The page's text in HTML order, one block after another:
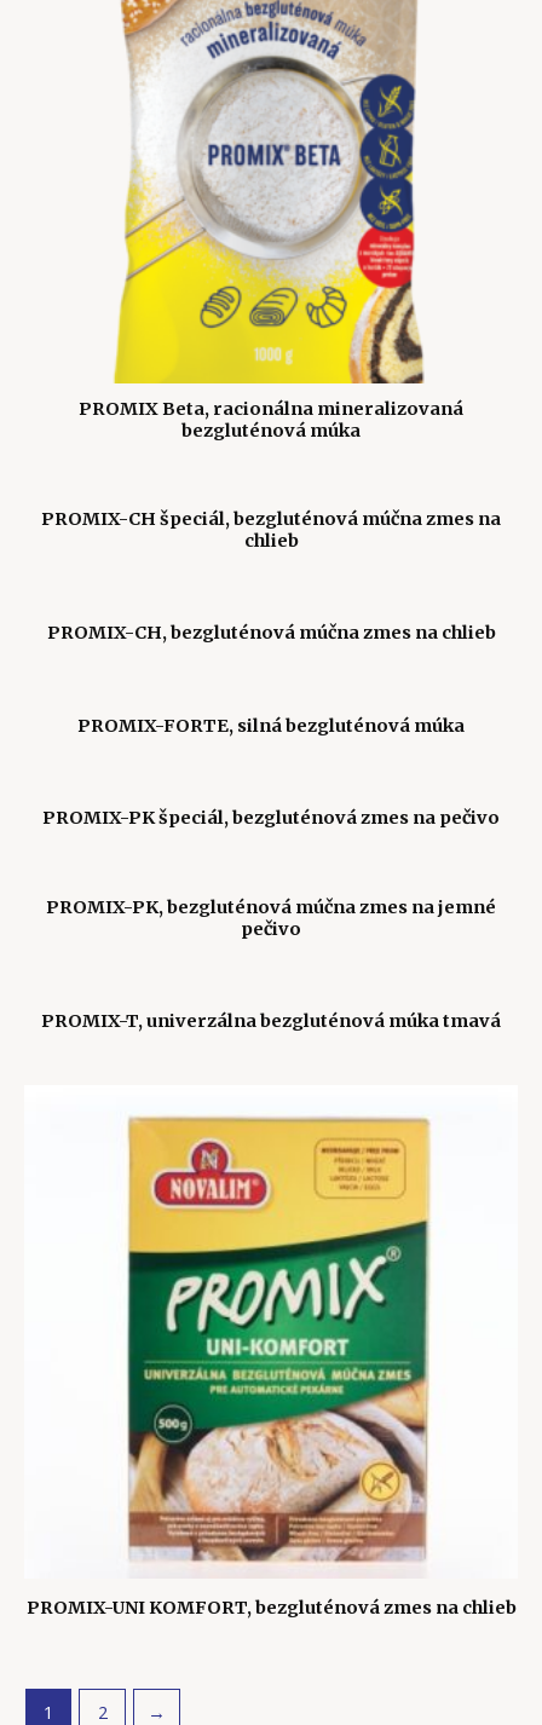
PROMIX Beta, racionálna mineralizovaná
bezgluténová múka
PROMIX-CH špeciál, bezgluténová múčna zmes na
chlieb
PROMIX-CH, bezgluténová múčna zmes na chlieb
PROMIX-FORTE, silná bezgluténová múka
PROMIX-PK špeciál, bezgluténová zmes na pečivo
PROMIX-PK, bezgluténová múčna zmes na jemné
pečivo
PROMIX-T, univerzálna bezgluténová múka tmavá
PROMIX-UNI KOMFORT, bezgluténová zmes na chlieb
1 2 →